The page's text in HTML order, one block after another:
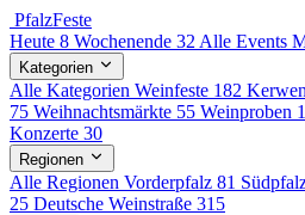
PfalzFeste
Heute 8 Wochenende 32 Alle Events
Kategorien
Alle Kategorien Weinfeste 182 Kerwen
75 Weihnachtsmärkte 55 Weinproben
Konzerte 30
Regionen
Alle Regionen Vorderpfalz 81
25 Deutsche Weinstraße 315